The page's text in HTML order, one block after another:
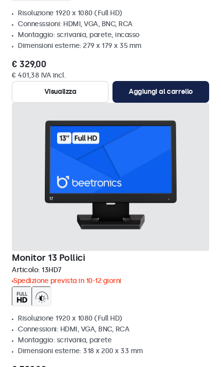
Risoluzione 1920 x 1080 (Full HD)
Connesssioni: HDMI, VGA, BNC, RCA
Montaggio: scrivania, parete, incasso
Dimensioni esterne: 279 x 179 x 35 mm
€ 329,00
€ 401,38 IVA incl.
Visualizza
Aggiungi al carrello
Monitor 13 Pollici
Articolo: 13HD7
Spedizione prevista in 10-12 giorni
Risoluzione 1920 x 1080 (Full HD)
Connessioni: HDMI, VGA, BNC, RCA
Montaggio: scrivania, parete
Dimensioni esterne: 318 x 200 x 33 mm